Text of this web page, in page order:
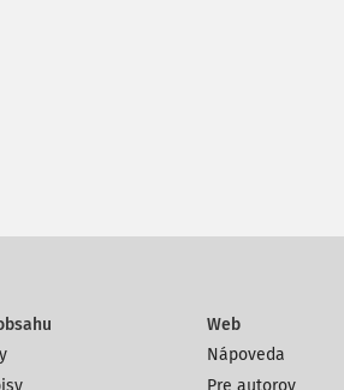
Web
Nápoveda
Pre autorov